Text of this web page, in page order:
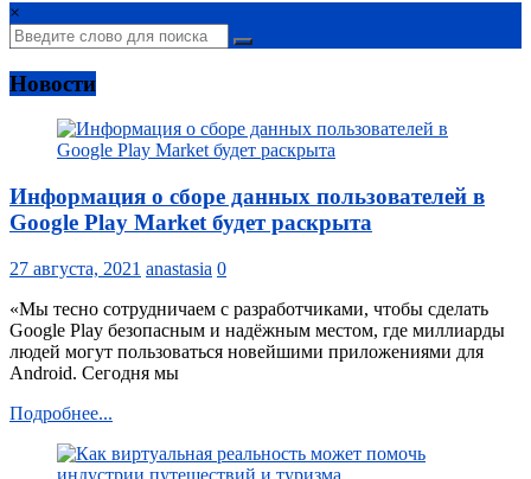
×
Новости
Информация о сборе данных пользователей в
Google Play Market будет раскрыта
27 августа, 2021 anastasia 0
«Мы тесно сотрудничаем с разработчиками, чтобы сделать
Google Play безопасным и надёжным местом, где миллиарды
людей могут пользоваться новейшими приложениями для
Android. Сегодня мы
Подробнее...